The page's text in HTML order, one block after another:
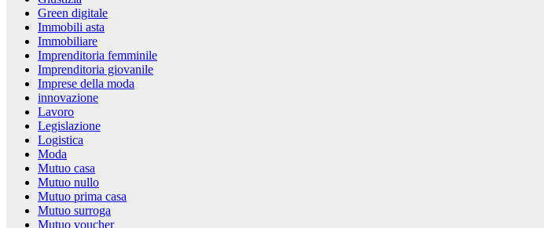
Green digitale
Immobili asta
Immobiliare
Imprenditoria femminile
Imprenditoria giovanile
Imprese della moda
innovazione
Lavoro
Legislazione
Logistica
Moda
Mutuo casa
Mutuo nullo
Mutuo prima casa
Mutuo surroga
Mutuo voucher